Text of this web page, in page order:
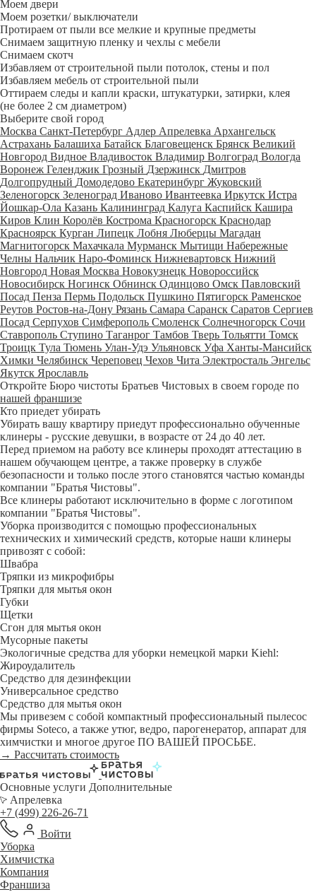
Моем двери
Моем розетки/ выключатели
Протираем от пыли все мелкие и крупные предметы
Снимаем защитную пленку и чехлы с мебели
Снимаем скотч
Избавляем от строительной пыли потолок, стены и пол
Избавляем мебель от строительной пыли
Оттираем следы и капли краски, штукатурки, затирки, клея
(не более 2 см диаметром)
Выберите свой город
Москва Санкт-Петербург Адлер Апрелевка Архангельск
Астрахань Балашиха Батайск Благовещенск Брянск Великий
Новгород Видное Владивосток Владимир Волгоград Вологда
Воронеж Геленджик Грозный Дзержинск Дмитров
Долгопрудный Домодедово Екатеринбург Жуковский
Зеленогорск Зеленоград Иваново Ивантеевка Иркутск Истра
Йошкар-Ола Казань Калининград Калуга Каспийск Кашира
Киров Клин Королёв Кострома Красногорск Краснодар
Красноярск Курган Липецк Лобня Люберцы Магадан
Магнитогорск Махачкала Мурманск Мытищи Набережные
Челны Нальчик Наро-Фоминск Нижневартовск Нижний
Новгород Новая Москва Новокузнецк Новороссийск
Новосибирск Ногинск Обнинск Одинцово Омск Павловский
Посад Пенза Пермь Подольск Пушкино Пятигорск Раменское
Реутов Ростов-на-Дону Рязань Самара Саранск Саратов Сергиев
Посад Серпухов Симферополь Смоленск Солнечногорск Сочи
Ставрополь Ступино Таганрог Тамбов Тверь Тольятти Томск
Троицк Тула Тюмень Улан-Удэ Ульяновск Уфа Ханты-Мансийск
Химки Челябинск Череповец Чехов Чита Электросталь Энгельс
Якутск Ярославль
Откройте Бюро чистоты Братьев Чистовых в своем городе по
нашей франшизе
Кто приедет убирать
Убирать вашу квартиру приедут профессионально обученные
клинеры - русские девушки, в возрасте от 24 до 40 лет.
Перед приемом на работу все клинеры проходят аттестацию в
нашем обучающем центре, а также проверку в службе
безопасности и только после этого становятся частью команды
компании "Братья Чистовы".
Все клинеры работают исключительно в форме с логотипом
компании "Братья Чистовы".
Уборка производится с помощью профессиональных
технических и химический средств, которые наши клинеры
привозят с собой:
Швабра
Тряпки из микрофибры
Тряпки для мытья окон
Губки
Щетки
Сгон для мытья окон
Мусорные пакеты
Экологичные средства для уборки немецкой марки Kiehl:
Жироудалитель
Средство для дезинфекции
Универсальное средство
Средство для мытья окон
Мы привезем с собой компактный профессиональный пылесос
фирмы Soteco, а также утюг, ведро, парогенератор, аппарат для
химчистки и многое другое ПО ВАШЕЙ ПРОСЬБЕ.
→ Рассчитать стоимость
Основные услуги Дополнительные
Апрелевка
+7 (499) 226-26-71
Войти
Уборка
Химчистка
Компания
Франшиза